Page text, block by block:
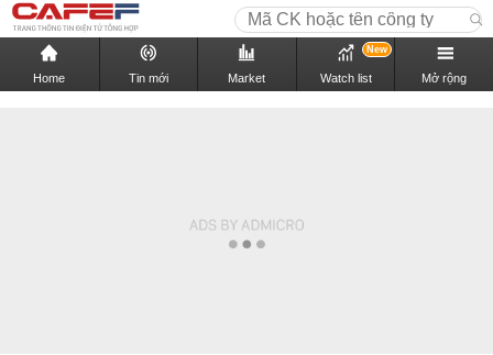
Home Tin mới Market Watch list
New
Mở rộng